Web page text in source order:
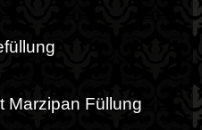
Marzipan Füllung